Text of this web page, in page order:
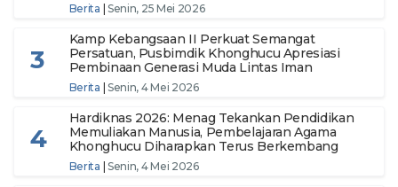
Berita | Senin, 25 Mei 2026
3
Kamp Kebangsaan II Perkuat Semangat
Persatuan, Pusbimdik Khonghucu Apresiasi
Pembinaan Generasi Muda Lintas Iman
Berita | Senin, 4 Mei 2026
4
Hardiknas 2026: Menag Tekankan Pendidikan
Memuliakan Manusia, Pembelajaran Agama
Khonghucu Diharapkan Terus Berkembang
Berita | Senin, 4 Mei 2026